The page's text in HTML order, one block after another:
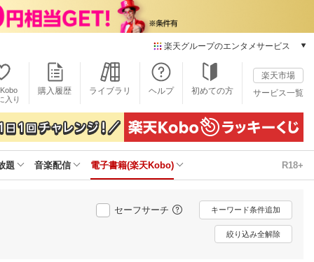
楽天グループのエンタメサービス
本/ゲーム/CD/DVD
楽天ブックス
電子書籍
楽天Kobo
雑誌読み放題
楽天ミュージック
動画配信
楽天TV
動画配信ガイド
入り
購入履歴 ライブラリ ヘルプ 初めての方
楽天市場
サービス一覧
題 音楽配信 電子書籍(楽天Kobo) R18+
セーフサーチ キーワード条件追加
絞り込み全解除